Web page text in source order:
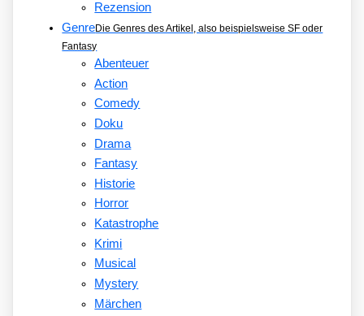
Rezension
GenreDie Genres des Artikel, also beispielsweise SF oder
Fantasy
Abenteuer
Action
Comedy
Doku
Drama
Fantasy
Historie
Horror
Katastrophe
Krimi
Musical
Mystery
Märchen